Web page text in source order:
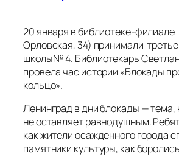
20 января в библиотеке-
Орловская, 34) принимали
школы№ 4. Библиотекарь
провела час истории «Блокады
кольцо».
Ленинград в дни блокады — тема,
не оставляет равнодушным.
как жители осажденного города
памятники культуры, как